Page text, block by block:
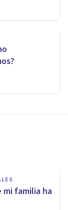
familia ha